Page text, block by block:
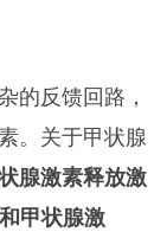
的反馈回路，
。关于甲状腺
腺激素释放激
甲状腺激